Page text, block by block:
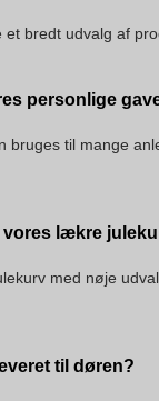
bredt udvalg af
personlige
bruges til mange
lækre
med nøje
til døren?